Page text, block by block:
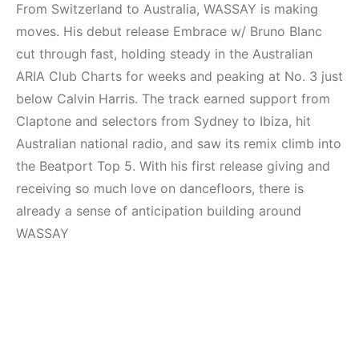
/ Çeşme /
/ Akyaka /
/
Müzik
ve
2023
Techno)
Çeşme / Bodrum
Akyaka /
Marmaris /
Kuşadası /
Elektronik Müzik
Mekanları 2022
(House, Techno,
Downtempo)
From Switzerland to Australia, WASSAY is making
moves. His debut release Embrace w/ Bruno Blanc
cut through fast, holding steady in the Australian
ARIA Club Charts for weeks and peaking at No. 3 just
below Calvin Harris. The track earned support from
Claptone and selectors from Sydney to Ibiza, hit
Australian national radio, and saw its remix climb into
the Beatport Top 5. With his first release giving and
receiving so much love on dancefloors, there is
already a sense of anticipation building around
WASSAY